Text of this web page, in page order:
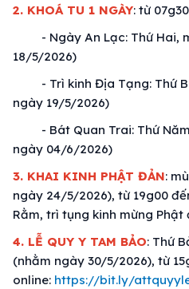
2. KHOÁ TU 1 NGÀY: từ
- Ngày An Lạc: Thứ Hai,
18/5/2026)
- Trì kinh Địa Tạng: Thứ
ngày 19/5/2026)
- Bát Quan Trai: Thứ
ngày 04/6/2026)
3. KHAI KINH PHẬT ĐẢN:
ngày 24/5/2026), từ 19g00
Rằm, trì tụng kinh mừng Phật
4. LỄ QUY Y TAM BẢO: Thứ
(nhằm ngày 30/5/2026), từ
online: https://bit.ly/